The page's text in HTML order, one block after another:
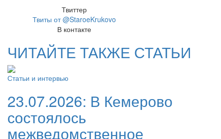
Твиттер
Твиты от @StaroeKrukovo
В контакте
ЧИТАЙТЕ ТАКЖЕ СТАТЬИ
Статьи и интервью
23.07.2026: В Кемерово
состоялось
межведомственное